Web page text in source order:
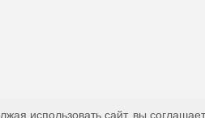
использовать сайт, вы